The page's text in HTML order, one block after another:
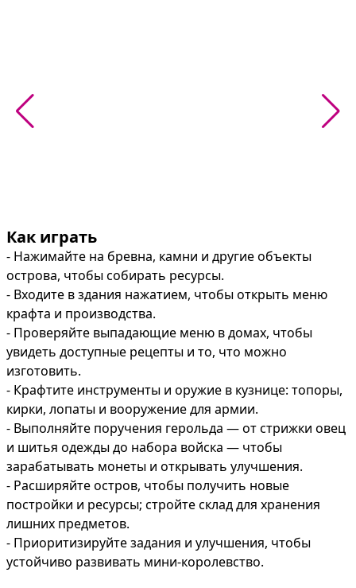
Как играть
- Нажимайте на бревна, камни и другие объекты
острова, чтобы собирать ресурсы.
- Входите в здания нажатием, чтобы открыть меню
крафта и производства.
- Проверяйте выпадающие меню в домах, чтобы
увидеть доступные рецепты и то, что можно
изготовить.
- Крафтите инструменты и оружие в кузнице: топоры,
кирки, лопаты и вооружение для армии.
- Выполняйте поручения герольда — от стрижки овец
и шитья одежды до набора войска — чтобы
зарабатывать монеты и открывать улучшения.
- Расширяйте остров, чтобы получить новые
постройки и ресурсы; стройте склад для хранения
лишних предметов.
- Приоритизируйте задания и улучшения, чтобы
устойчиво развивать мини‑королевство.